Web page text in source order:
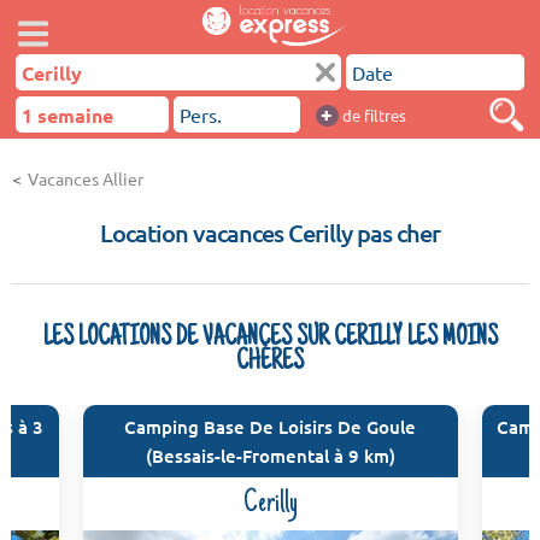
+ de filtres
Vacances Allier
Location vacances Cerilly pas cher
LES LOCATIONS DE VACANCES SUR CERILLY LES MOINS
CHÈRES
à 3
Camping Base De Loisirs De Goule
(Bessais-le-Fromental à 9 km)
Cerilly